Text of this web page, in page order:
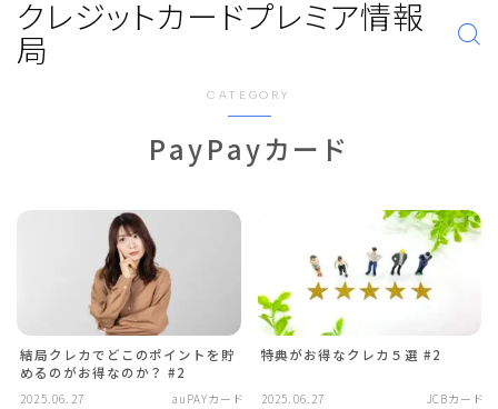
クレジットカードプレミア情報
局
CATEGORY
PayPayカード
結局クレカでどこのポイントを貯
めるのがお得なのか？ #2
2025.06.27 auPAYカード
特典がお得なクレカ５選 #2
2025.06.27 JCBカード